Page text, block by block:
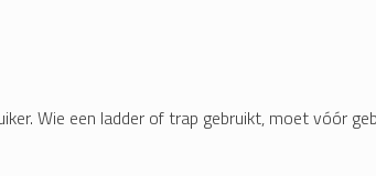
Wie een ladder of trap gebruikt, moet vóór